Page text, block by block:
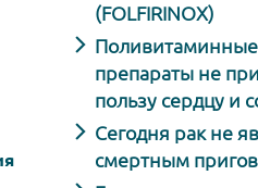
(FOLFIRINOX)
Поливитаминные
препараты не
пользу сердцу и
Сегодня рак не
смертным